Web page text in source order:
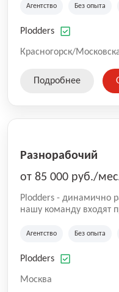
на рынке
оказываемых услуг.
Агентство Без опыта
Plodders
Красногорск/
Подробнее
Разнорабочий
от 85 000 руб./
Plodders - динамично
нашу команду входят
на рынке
оказываемых услуг.
Агентство Без опыта
Plodders
Москва